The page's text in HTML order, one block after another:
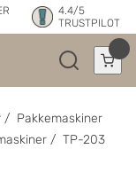
4.4/5
TRUSTPILOT
/ Pakkemaskiner
/ TP-203